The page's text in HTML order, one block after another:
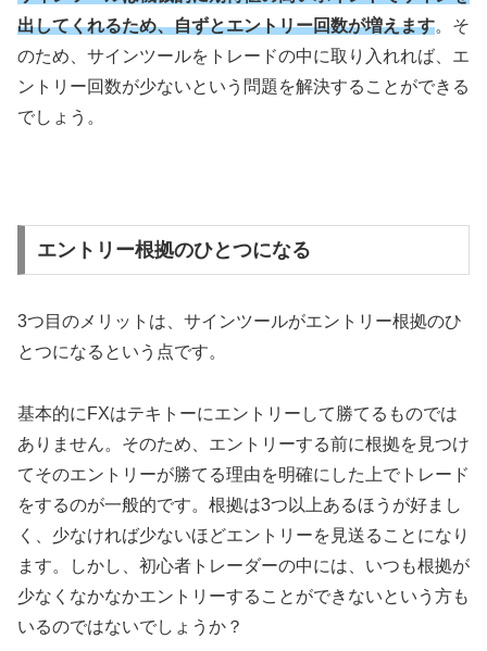
出してくれるため、自ずとエントリー回数が増えます。そ
のため、サインツールをトレードの中に取り入れれば、エ
ントリー回数が少ないという問題を解決することができる
でしょう。
エントリー根拠のひとつになる
3つ目のメリットは、サインツールがエントリー根拠のひ
とつになるという点です。
基本的に FXはテキトーにエントリーして勝てるものでは
ありません。そのため、エントリーする前に根拠を見つけ
てそのエントリーが勝てる理由を明確にした上でトレード
をするのが一般的です。根拠は3つ以上あるほうが好まし
く、少なければ少ないほどエントリーを見送ることになり
ます。しかし、初心者トレーダーの中には、いつも根拠が
少なくなかなかエントリーすることができないという方も
いるのではないでしょうか？